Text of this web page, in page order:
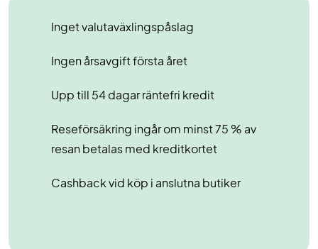
Inget valutaväxlingspåslag
Ingen årsavgift första året
Upp till 54 dagar räntefri kredit
Reseförsäkring ingår om minst 75 % av
resan betalas med kreditkortet
Cashback vid köp i anslutna butiker